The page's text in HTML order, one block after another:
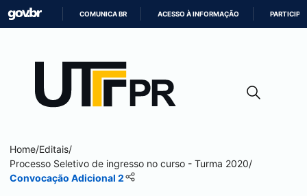
CONTEÚDO
COMUNICA BR ACESSO À INFORMAÇÃO PARTICIPE
Home/Editais/
Processo Seletivo de ingresso no curso - Turma 2020/
Convocação Adicional 2